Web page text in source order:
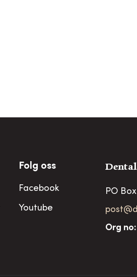
Folg oss
Facebook
Youtube
PO
Org no: